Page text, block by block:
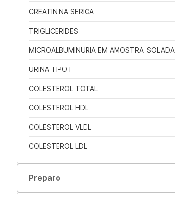
CREATININA SERICA
TRIGLICERIDES
MICROALBUMINURIA EM AMOSTRA ISOLADA
URINA TIPO I
COLESTEROL TOTAL
COLESTEROL HDL
COLESTEROL VLDL
COLESTEROL LDL
Preparo